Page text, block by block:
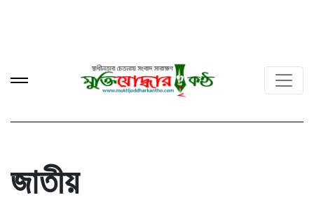
জাতীয়